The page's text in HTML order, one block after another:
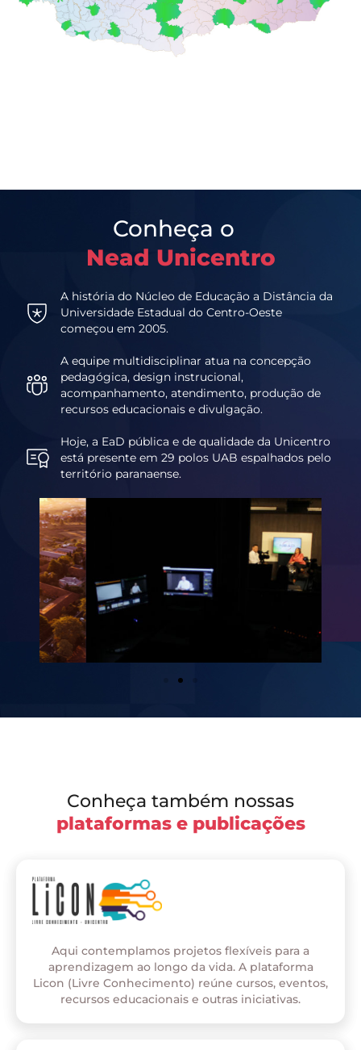
Conheça o
Nead Unicentro
A história do Núcleo de Educação a Distância da
Universidade Estadual do Centro-Oeste
começou em 2005.
A equipe multidisciplinar atua na concepção
pedagógica, design instrucional,
acompanhamento, atendimento, produção de
recursos educacionais e divulgação.
Hoje, a EaD pública e de qualidade da Unicentro
está presente em 29 polos UAB espalhados pelo
território paranaense.
Conheça também nossas
plataformas e publicações
Aqui contemplamos projetos flexíveis para a
aprendizagem ao longo da vida. A plataforma
Licon (Livre Conhecimento) reúne cursos, eventos,
recursos educacionais e outras iniciativas.